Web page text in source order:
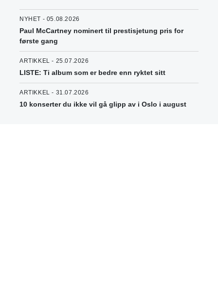
NYHET - 05.08.2026
Paul McCartney nominert til prestisjetung pris for
første gang
ARTIKKEL - 25.07.2026
LISTE: Ti album som er bedre enn ryktet sitt
ARTIKKEL - 31.07.2026
10 konserter du ikke vil gå glipp av i Oslo i august